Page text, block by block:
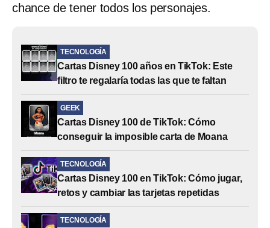
chance de tener todos los personajes.
TECNOLOGÍA
Cartas Disney 100 años en TikTok: Este
filtro te regalaría todas las que te faltan
GEEK
Cartas Disney 100 de TikTok: Cómo
conseguir la imposible carta de Moana
TECNOLOGÍA
Cartas Disney 100 en TikTok: Cómo jugar,
retos y cambiar las tarjetas repetidas
TECNOLOGÍA